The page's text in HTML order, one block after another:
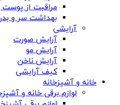
مراقبت از
بهداشت سر و
آرایشی
آرایش صورت
آرایش مو
آرایش ناخن
کیف آرایشی
خانه و آشپزخانه
لوازم برقی خانه و